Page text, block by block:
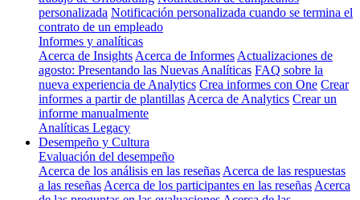
personalizada Notificación personalizada cuando se termina el
contrato de un empleado
Informes y analíticas
Acerca de Insights Acerca de Informes Actualizaciones de
agosto: Presentando las Nuevas Analíticas FAQ sobre la
nueva experiencia de Analytics Crea informes con One Crear
informes a partir de plantillas Acerca de Analytics Crear un
informe manualmente
Analíticas Legacy
Desempeño y Cultura
Evaluación del desempeño
Acerca de los análisis en las reseñas Acerca de las respuestas
a las reseñas Acerca de los participantes en las reseñas Acerca